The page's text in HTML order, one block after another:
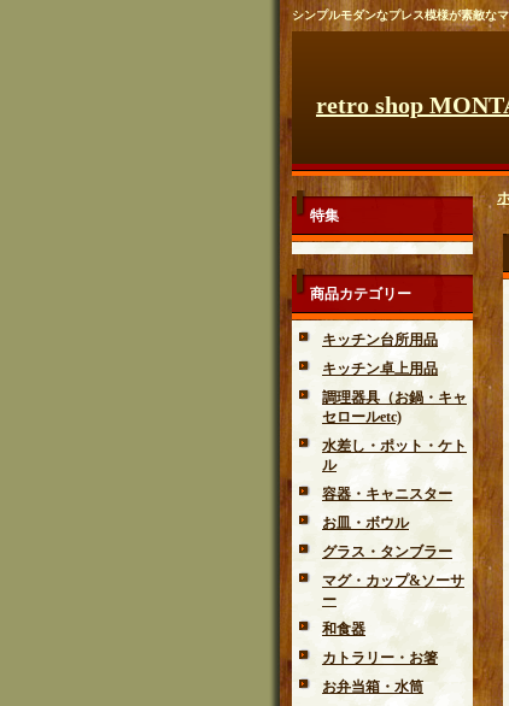
シンプルモダンなプレス模様が素敵な
retro shop
特集
商品カテゴリー
キッチン台所用品
キッチン卓上用品
調理器具（お鍋・キャ
セロールetc)
水差し・ポット・ケト
ル
容器・キャニスター
お皿・ボウル
グラス・タンブラー
マグ・カップ&ソーサ
ー
和食器
カトラリー・お箸
お弁当箱・水筒